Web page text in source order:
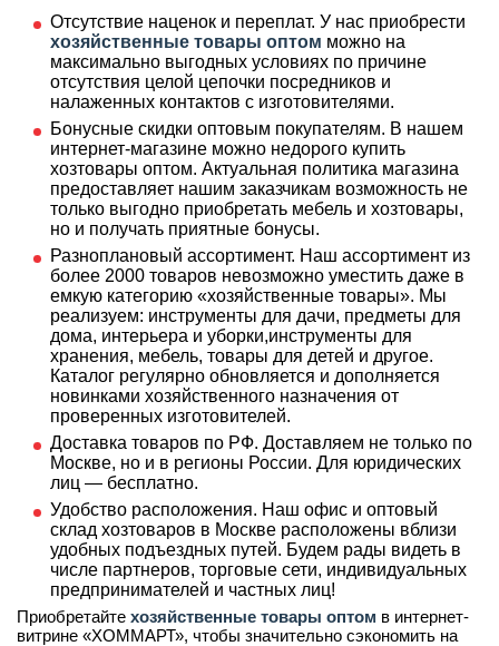
Отсутствие наценок и переплат. У нас приобрести
хозяйственные товары оптом можно на
максимально выгодных условиях по причине
отсутствия целой цепочки посредников и
налаженных контактов с изготовителями.
Бонусные скидки оптовым покупателям. В нашем
интернет-магазине можно недорого купить
хозтовары оптом. Актуальная политика магазина
предоставляет нашим заказчикам возможность не
только выгодно приобретать мебель и хозтовары,
но и получать приятные бонусы.
Разноплановый ассортимент. Наш ассортимент из
более 2000 товаров невозможно уместить даже в
емкую категорию «хозяйственные товары». Мы
реализуем: инструменты для дачи, предметы для
дома, интерьера и уборки,инструменты для
хранения, мебель, товары для детей и другое.
Каталог регулярно обновляется и дополняется
новинками хозяйственного назначения от
проверенных изготовителей.
Доставка товаров по РФ. Доставляем не только по
Москве, но и в регионы России. Для юридических
лиц — бесплатно.
Удобство расположения. Наш офис и оптовый
склад хозтоваров в Москве расположены вблизи
удобных подъездных путей. Будем рады видеть в
числе партнеров, торговые сети, индивидуальных
предпринимателей и частных лиц!
Приобретайте хозяйственные товары оптом в интернет-
витрине «ХОММАРТ», чтобы значительно сэкономить на